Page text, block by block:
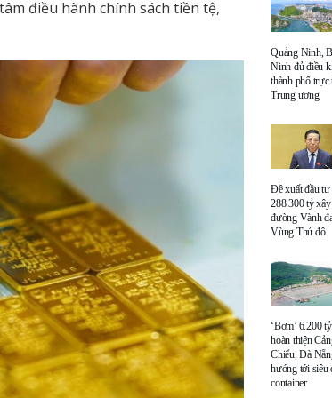
điều hành chính sách tiền tệ,
Quảng Ninh,
Ninh đủ điều
thành phố trực
Trung ương
Đề xuất đầu tư
288.300 tỷ xây
đường Vành
Vùng Thủ đô
‘Bơm’ 6.200
hoàn thiện
Chiểu, Đà
hướng tới siêu
container